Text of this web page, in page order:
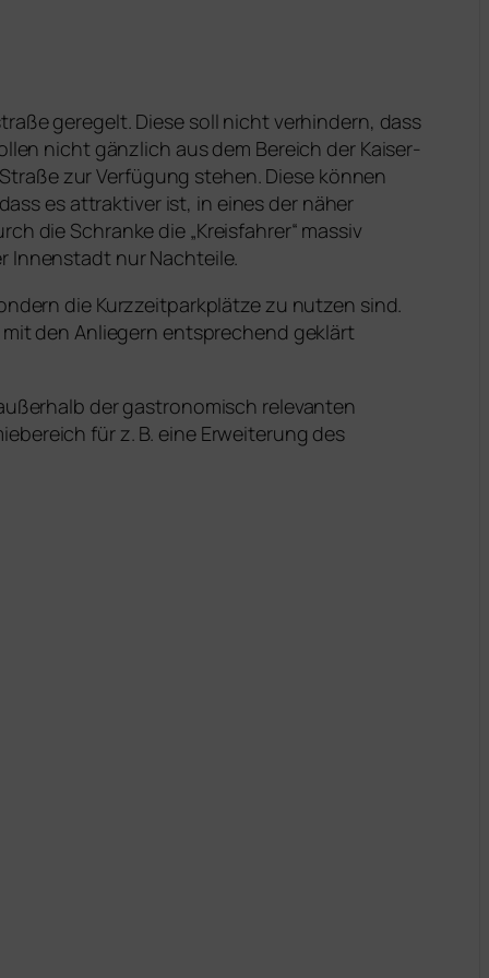
geregelt. Diese soll nicht verhindern, dass
nicht gänzlich aus dem Bereich der Kaiser-
zur Verfügung stehen. Diese können
es attraktiver ist, in eines der näher
die Schranke die „Kreisfahrer“ massiv
Innenstadt nur Nachteile.
die Kurzzeitparkplätze zu nutzen sind.
den Anliegern entsprechend geklärt
der gastronomisch relevanten
für z. B. eine Erweiterung des